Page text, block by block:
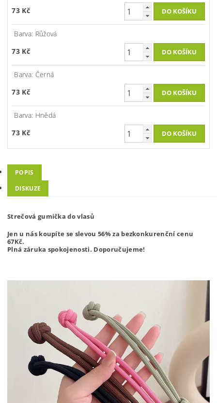
73 Kč
Barva: Růžová
73 Kč
Barva: Černá
73 Kč
Barva: Hnědá
73 Kč
POPIS
DISKUZE
Strečová gumička do vlasů
Jen u nás koupíte se slevou 56% za bezkonkurenční cenu
67Kč.
Plná záruka spokojenosti. Doporučujeme!